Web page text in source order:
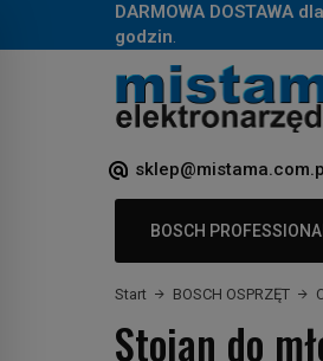
DARMOWA DOSTAWA
godzin.
BOSCH
Start BOSCH OSPRZĘT
Stojan do